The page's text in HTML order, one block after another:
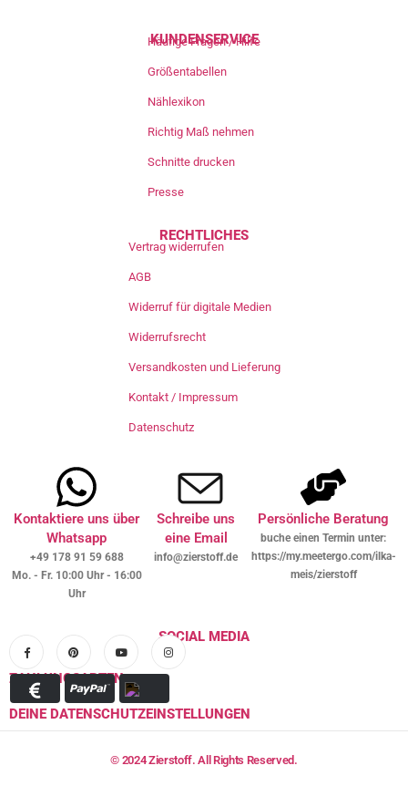
KUNDENSERVICE
Häufige Fragen / Hilfe
Größentabellen
Nählexikon
Richtig Maß nehmen
Schnitte drucken
Presse
RECHTLICHES
Vertrag widerrufen
AGB
Widerruf für digitale Medien
Widerrufsrecht
Versandkosten und Lieferung
Kontakt / Impressum
Datenschutz
Kontaktiere uns über
Whatsapp
+49 178 91 59 688
Mo. - Fr. 10:00 Uhr - 16:00
Uhr
Schreibe uns
eine Email
info@zierstoff.de
Persönliche Beratung
buche einen Termin unter:
https://my.meetergo.com/ilka-
meis/zierstoff
SOCIAL MEDIA
ZAHLUNGSARTEN
DEINE DATENSCHUTZEINSTELLUNGEN
© 2024 Zierstoff. All Rights Reserved.